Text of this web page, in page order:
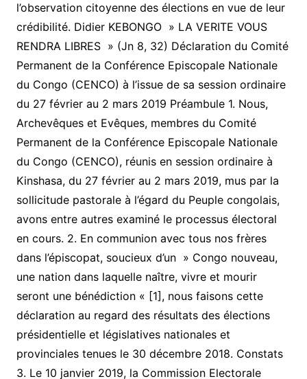
l’observation citoyenne des élections en vue de leur
crédibilité. Didier KEBONGO » LA VERITE VOUS
RENDRA LIBRES » (Jn 8, 32) Déclaration du Comité
Permanent de la Conférence Episcopale Nationale
du Congo (CENCO) à l’issue de sa session ordinaire
du 27 février au 2 mars 2019 Préambule 1. Nous,
Archevêques et Evêques, membres du Comité
Permanent de la Conférence Episcopale Nationale
du Congo (CENCO), réunis en session ordinaire à
Kinshasa, du 27 février au 2 mars 2019, mus par la
sollicitude pastorale à l’égard du Peuple congolais,
avons entre autres examiné le processus électoral
en cours. 2. En communion avec tous nos frères
dans l’épiscopat, soucieux d’un » Congo nouveau,
une nation dans laquelle naître, vivre et mourir
seront une bénédiction « [1], nous faisons cette
déclaration au regard des résultats des élections
présidentielle et législatives nationales et
provinciales tenues le 30 décembre 2018. Constats
3. Le 10 janvier 2019, la Commission Electorale